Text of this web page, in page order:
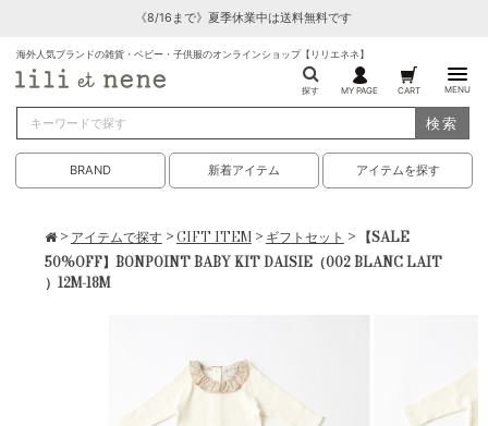
《8/16まで》夏季休業中は送料無料です
海外人気ブランドの雑貨・ベビー・子供服のオンラインショップ【リリエネネ】
探す MY PAGE CART MENU
検索
BRAND 新着アイテム アイテムを探す
> アイテムで探す>GIFT ITEM> ギフトセット > 【SALE
50%OFF】BONPOINT BABY KIT DAISIE（002 BLANC LAIT
）12M-18M